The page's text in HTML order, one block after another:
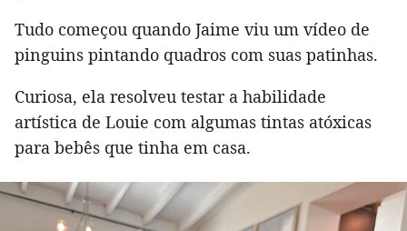
Tudo começou quando Jaime viu um vídeo de
pinguins pintando quadros com suas patinhas.
Curiosa, ela resolveu testar a habilidade
artística de Louie com algumas tintas atóxicas
para bebês que tinha em casa.